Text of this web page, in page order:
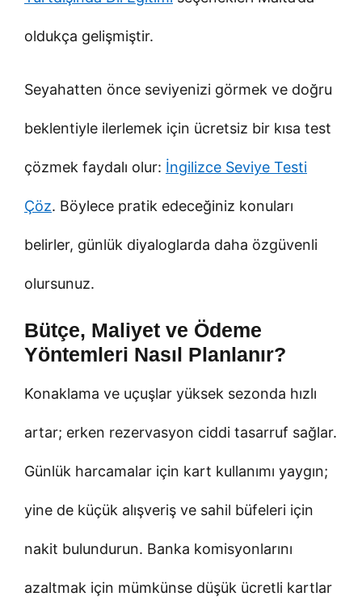
oldukça gelişmiştir.
Seyahatten önce seviyenizi görmek ve doğru
beklentiyle ilerlemek için ücretsiz bir kısa test
çözmek faydalı olur: İngilizce Seviye Testi
Çöz. Böylece pratik edeceğiniz konuları
belirler, günlük diyaloglarda daha özgüvenli
olursunuz.
Bütçe, Maliyet ve Ödeme
Yöntemleri Nasıl Planlanır?
Konaklama ve uçuşlar yüksek sezonda hızlı
artar; erken rezervasyon ciddi tasarruf sağlar.
Günlük harcamalar için kart kullanımı yaygın;
yine de küçük alışveriş ve sahil büfeleri için
nakit bulundurun. Banka komisyonlarını
azaltmak için mümkünse düşük ücretli kartlar